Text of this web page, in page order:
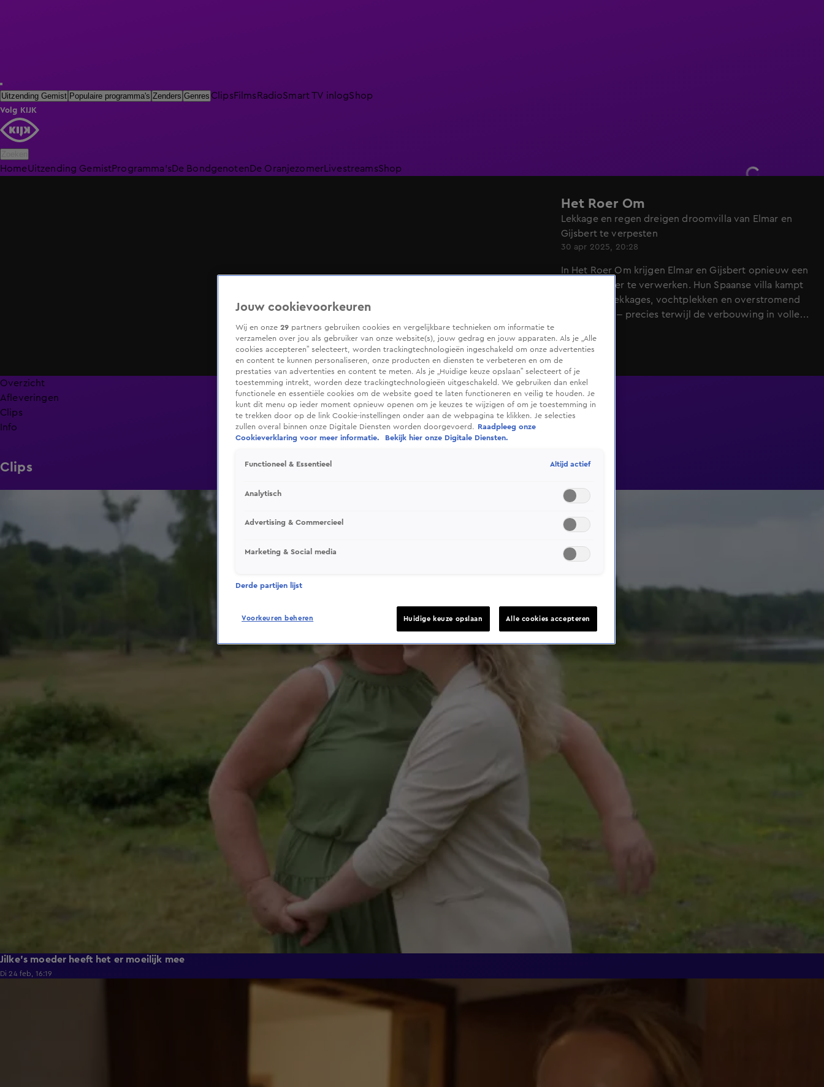
Uitzending Gemist Populaire programma's Zenders Genres ClipsFilmsRadioSmart TV inlogShop
Volg KIJK
HomeUitzending GemistProgramma'sDe BondgenotenDe Oranjezomer LivestreamsShop
Het Roer Om
Lekkage en regen dreigen droomvilla van Elmar en
Gijsbert te verpesten
30 apr 2025, 20:28
In Het Roer Om krijgen Elmar en Gijsbert opnieuw een
flinke domper te verwerken. Hun Spaanse villa kampt
met zware lekkages, vochtplekken en overstromend
regenwater – precies terwijl de verbouwing in volle
hergebruiken, zorgt het noodweer ervoor dat de
plannen vertragen. En dan blijkt communiceren met
de lokale aannemers en obers óók nog lastiger dan
gedacht. Lukt het de mannen om ondanks alles hun
droom-B&B op tijd klaar te krijgen?
Overzicht
Afleveringen
Clips
Info
Clips
Jilke's moeder heeft het er moeilijk mee
Di 24 feb, 16:19
Jouw cookievoorkeuren
Wij en onze 29 partners gebruiken cookies en vergelijkbare technieken om informatie te
verzamelen over jou als gebruiker van onze website(s), jouw gedrag en jouw apparaten. Als je „Alle
cookies accepteren” selecteert, worden trackingtechnologieën ingeschakeld om onze advertenties
en content te kunnen personaliseren, onze producten en diensten te verbeteren en om de
prestaties van advertenties en content te meten. Als je „Huidige keuze opslaan” selecteert of je
toestemming intrekt, worden deze trackingtechnologieën uitgeschakeld. We gebruiken dan enkel
functionele en essentiële cookies om de website goed te laten functioneren en veilig te houden. Je
kunt dit menu op ieder moment opnieuw openen om je keuzes te wijzigen of om je toestemming in
te trekken door op de link Cookie-instellingen onder aan de webpagina te klikken. Je selecties
zullen overal binnen onze Digitale Diensten worden doorgevoerd.
Raadpleeg onze
Cookieverklaring voor meer informatie.
Bekijk hier onze Digitale Diensten.
Functioneel & Essentieel Altijd actief
Analytisch
Advertising & Commercieel
Marketing & Social media
Derde partijen lijst
Voorkeuren beheren Huidige keuze opslaan Alle cookies accepteren